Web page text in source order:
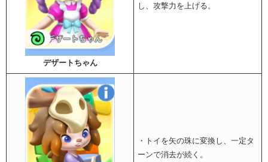
デザートちゃん
し、攻撃力を上げる。
・トイを矢の珠に変換し、一定タ
ーンで消去が続く。